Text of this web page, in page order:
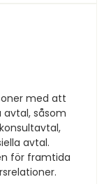
med att
såsom
avtal.
för framtida